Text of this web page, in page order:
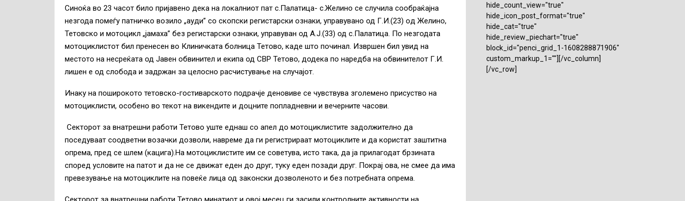
Синоќа во 23 часот било пријавено дека на локалниот пат с.Палатица- с.Желино се случила сообраќајна
незгода помеѓу патничко возило „ауди” со скопски регистарски ознаки, управувано од Г.И.(23) oд Желино,
Тетовско и мотоцикл „јамаха” без регистарски ознаки, управуван од А.Ј.(33) од с.Палатица. По незгодата
мотоциклистот бил пренесен во Клиничката болница Тетово, каде што починал. Извршен бил увид на
местото на несреќата од Јавен обвинител и екипа од СВР Тетово, додека по наредба на обвинителот Г.И.
лишен е од слобода и задржан за целосно расчистување на случајот.
Инаку на поширокото тетовско-гостиварското подрачје деновиве се чувствува зголемено присуство на
мотоциклисти, особено во текот на викендите и доцните попладневни и вечерните часови.
Секторот за внатрешни работи Тетово уште еднаш со апел до мотоциклистите задолжително да
поседуваат соодветни возачки дозволи, навреме да ги регистрираат мотоциклите и да користат заштитна
опрема, пред се шлем (кацига).На мотоциклистите им се советува, исто така, да ја прилагодат брзината
според условите на патот и да не се движат еден до друг, туку еден позади друг. Покрај ова, не смее да има
превезување на мотоциклите на повеќе лица од законски дозволеното и без потребната опрема.
hide_count_view="true"
hide_icon_post_format="true"
hide_cat="true"
hide_review_piechart="true"
block_id="penci_grid_1-1608288871906"
custom_markup_1=""][/vc_column]
[/vc_row]